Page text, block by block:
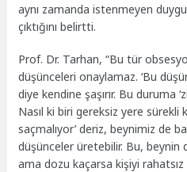
aynı zamanda istenmeyen
çıktığını belirtti.
Prof. Dr. Tarhan, “Bu tür
düşünceleri onaylamaz. ‘Bu
diye kendine şaşırır. Bu duruma
Nasıl ki biri gereksiz yere sürekli
saçmalıyor’ deriz, beynimiz de
düşünceler üretebilir. Bu,
ama dozu kaçarsa kişiyi rahatsız